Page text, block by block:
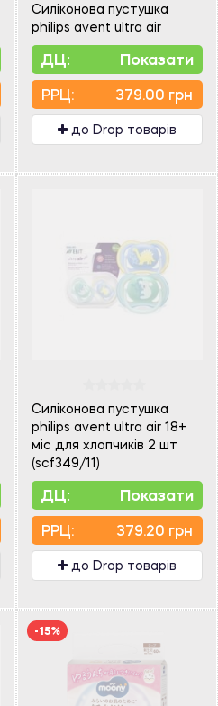
Силіконова пустушка
philips avent ultra air
ДЦ: Показати
PPЦ: 379.00 грн
до Drop товарів
Силіконова пустушка
philips avent ultra air 18+
міс для хлопчиків 2 шт
(scf349/11)
ДЦ: Показати
PPЦ: 379.20 грн
до Drop товарів
-15%